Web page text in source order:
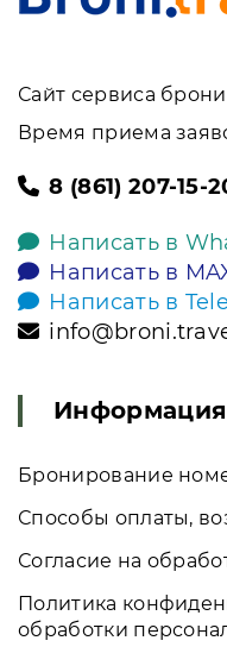
Сайт сервиса
Время приема
8 (861) 207-15-
Написать в
Написать в
Написать в
Информация
Бронирование
Способы оплаты,
Согласие на
Политика
обработки